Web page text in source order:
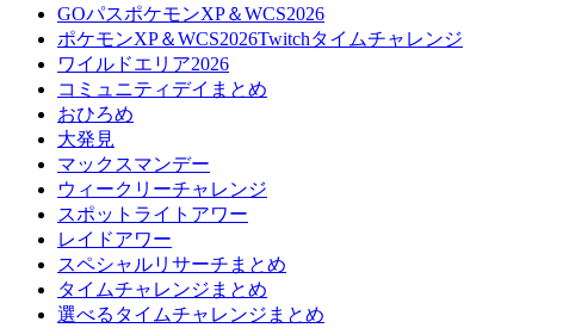
GOパスポケモンXP＆WCS2026
ポケモンXP＆WCS2026Twitchタイムチャレンジ
ワイルドエリア2026
コミュニティデイまとめ
おひろめ
大発見
マックスマンデー
ウィークリーチャレンジ
スポットライトアワー
レイドアワー
スペシャルリサーチまとめ
タイムチャレンジまとめ
選べるタイムチャレンジまとめ